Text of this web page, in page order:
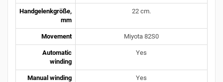
Handgelenkgröße,
mm
22 cm.
Movement Miyota 82S0
Automatic
winding
Yes
Manual winding Yes